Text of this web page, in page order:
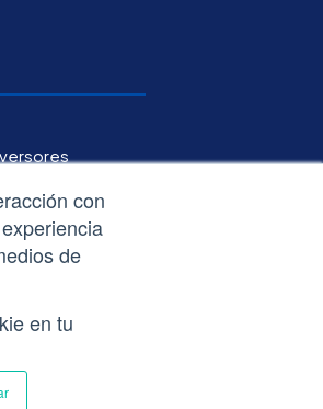
con
de
en tu